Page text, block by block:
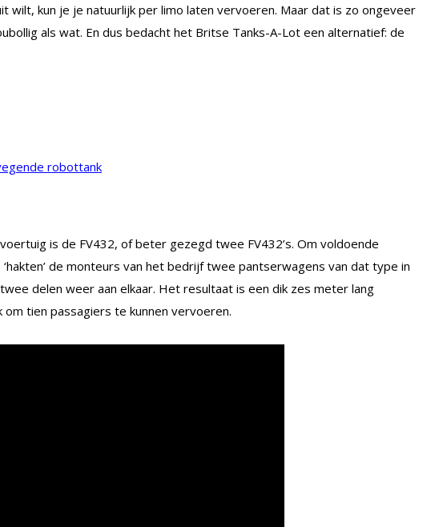
wilt, kun je je natuurlijk per limo laten vervoeren. Maar dat is zo ongeveer
als wat. En dus bedacht het Britse Tanks-A-Lot een alternatief: de
robottank
is de FV432, of beter gezegd twee FV432’s. Om voldoende
de monteurs van het bedrijf twee pantserwagens van dat type in
delen weer aan elkaar. Het resultaat is een dik zes meter lang
tien passagiers te kunnen vervoeren.